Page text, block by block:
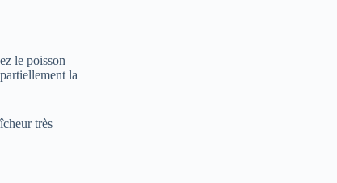
le poisson
la
très